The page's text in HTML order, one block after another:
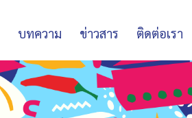
บทความ ข่าวสาร ติดต่อเรา